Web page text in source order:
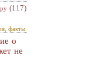
(117)
факты
о
не